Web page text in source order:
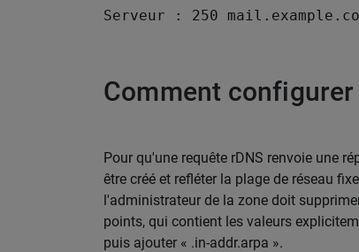
Serveur : 250
Comment configurer
Pour qu'une requête rDNS renvoie une
être créé et refléter la plage de réseau
l'administrateur de la zone doit
points, qui contient les valeurs
puis ajouter « .in-addr.arpa ».